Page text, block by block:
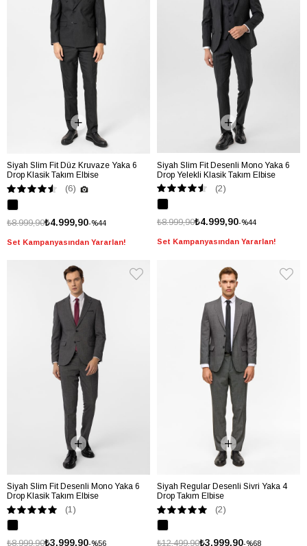
Siyah Slim Fit Düz Kruvaze Yaka 6
Drop Klasik Takım Elbise
(6)
%44
₺4.999,90
₺8.999,90
Set Kampanyasından Yararlan!
Siyah Slim Fit Desenli Mono Yaka 6
Drop Yelekli Klasik Takım Elbise
(2)
%44
₺4.999,90
₺8.999,90
Set Kampanyasından Yararlan!
Siyah Slim Fit Desenli Mono Yaka 6
Drop Klasik Takım Elbise
(1)
%56
₺3.999,90
₺8.999,90
Siyah Regular Desenli Sivri Yaka 4
Drop Takım Elbise
(2)
%68
₺3.999,90
₺12.499,90